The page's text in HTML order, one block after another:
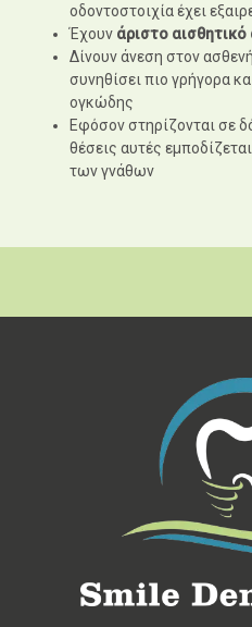
οδοντοστοιχία έχει
Έχουν άριστο
Δίνουν άνεση στον
συνηθίσει πιο γρήγορα
ογκώδης
Εφόσον στηρίζονται σε
θέσεις αυτές
των γνάθων